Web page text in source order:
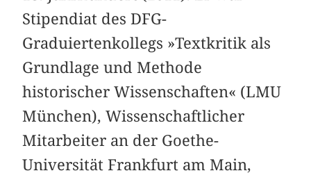
Stipendiat des DFG-
Graduiertenkollegs »Textkritik als
Grundlage und Methode
historischer Wissenschaften« (LMU
München), Wissenschaftlicher
Mitarbeiter an der Goethe-
Universität Frankfurt am Main,